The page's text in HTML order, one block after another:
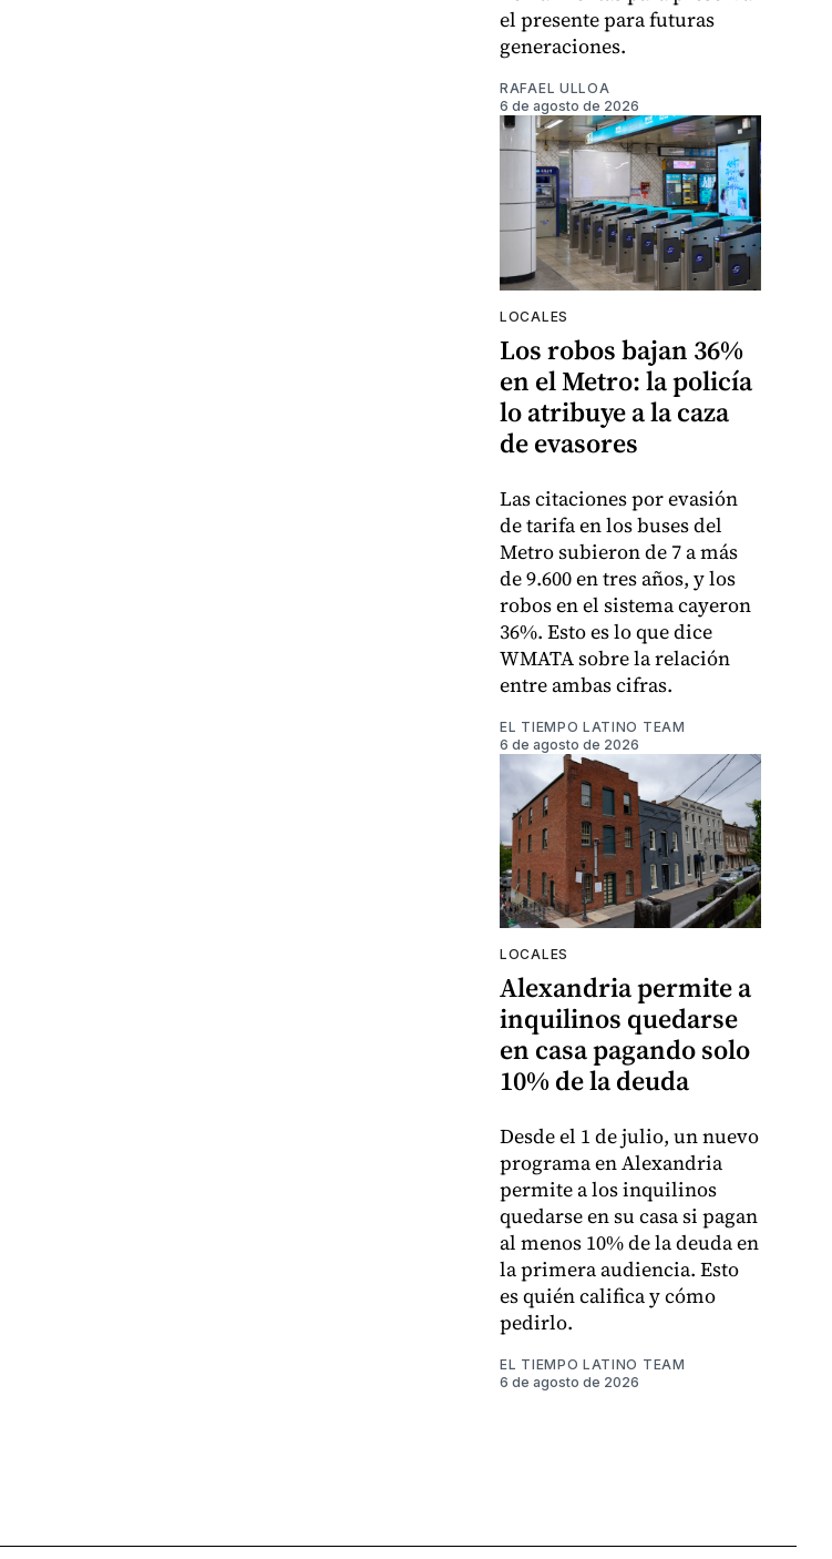
el presente para futuras
generaciones.
RAFAEL ULLOA
6 de agosto de 2026
LOCALES
Los robos bajan 36%
en el Metro: la policía
lo atribuye a la caza
de evasores
Las citaciones por evasión
de tarifa en los buses del
Metro subieron de 7 a más
de 9.600 en tres años, y los
robos en el sistema cayeron
36%. Esto es lo que dice
WMATA sobre la relación
entre ambas cifras.
EL TIEMPO LATINO TEAM
6 de agosto de 2026
LOCALES
Alexandria permite a
inquilinos quedarse
en casa pagando solo
10% de la deuda
Desde el 1 de julio, un nuevo
programa en Alexandria
permite a los inquilinos
quedarse en su casa si pagan
al menos 10% de la deuda en
la primera audiencia. Esto
es quién califica y cómo
pedirlo.
EL TIEMPO LATINO TEAM
6 de agosto de 2026